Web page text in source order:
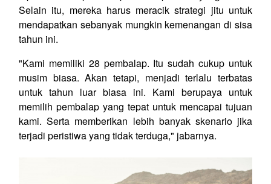
Selain itu, mereka harus meracik strategi jitu untuk
mendapatkan sebanyak mungkin kemenangan di sisa
tahun ini.
"Kami memiliki 28 pembalap. Itu sudah cukup untuk
musim biasa. Akan tetapi, menjadi terlalu terbatas
untuk tahun luar biasa ini. Kami berupaya untuk
memilih pembalap yang tepat untuk mencapai tujuan
kami. Serta memberikan lebih banyak skenario jika
terjadi peristiwa yang tidak terduga," jabarnya.